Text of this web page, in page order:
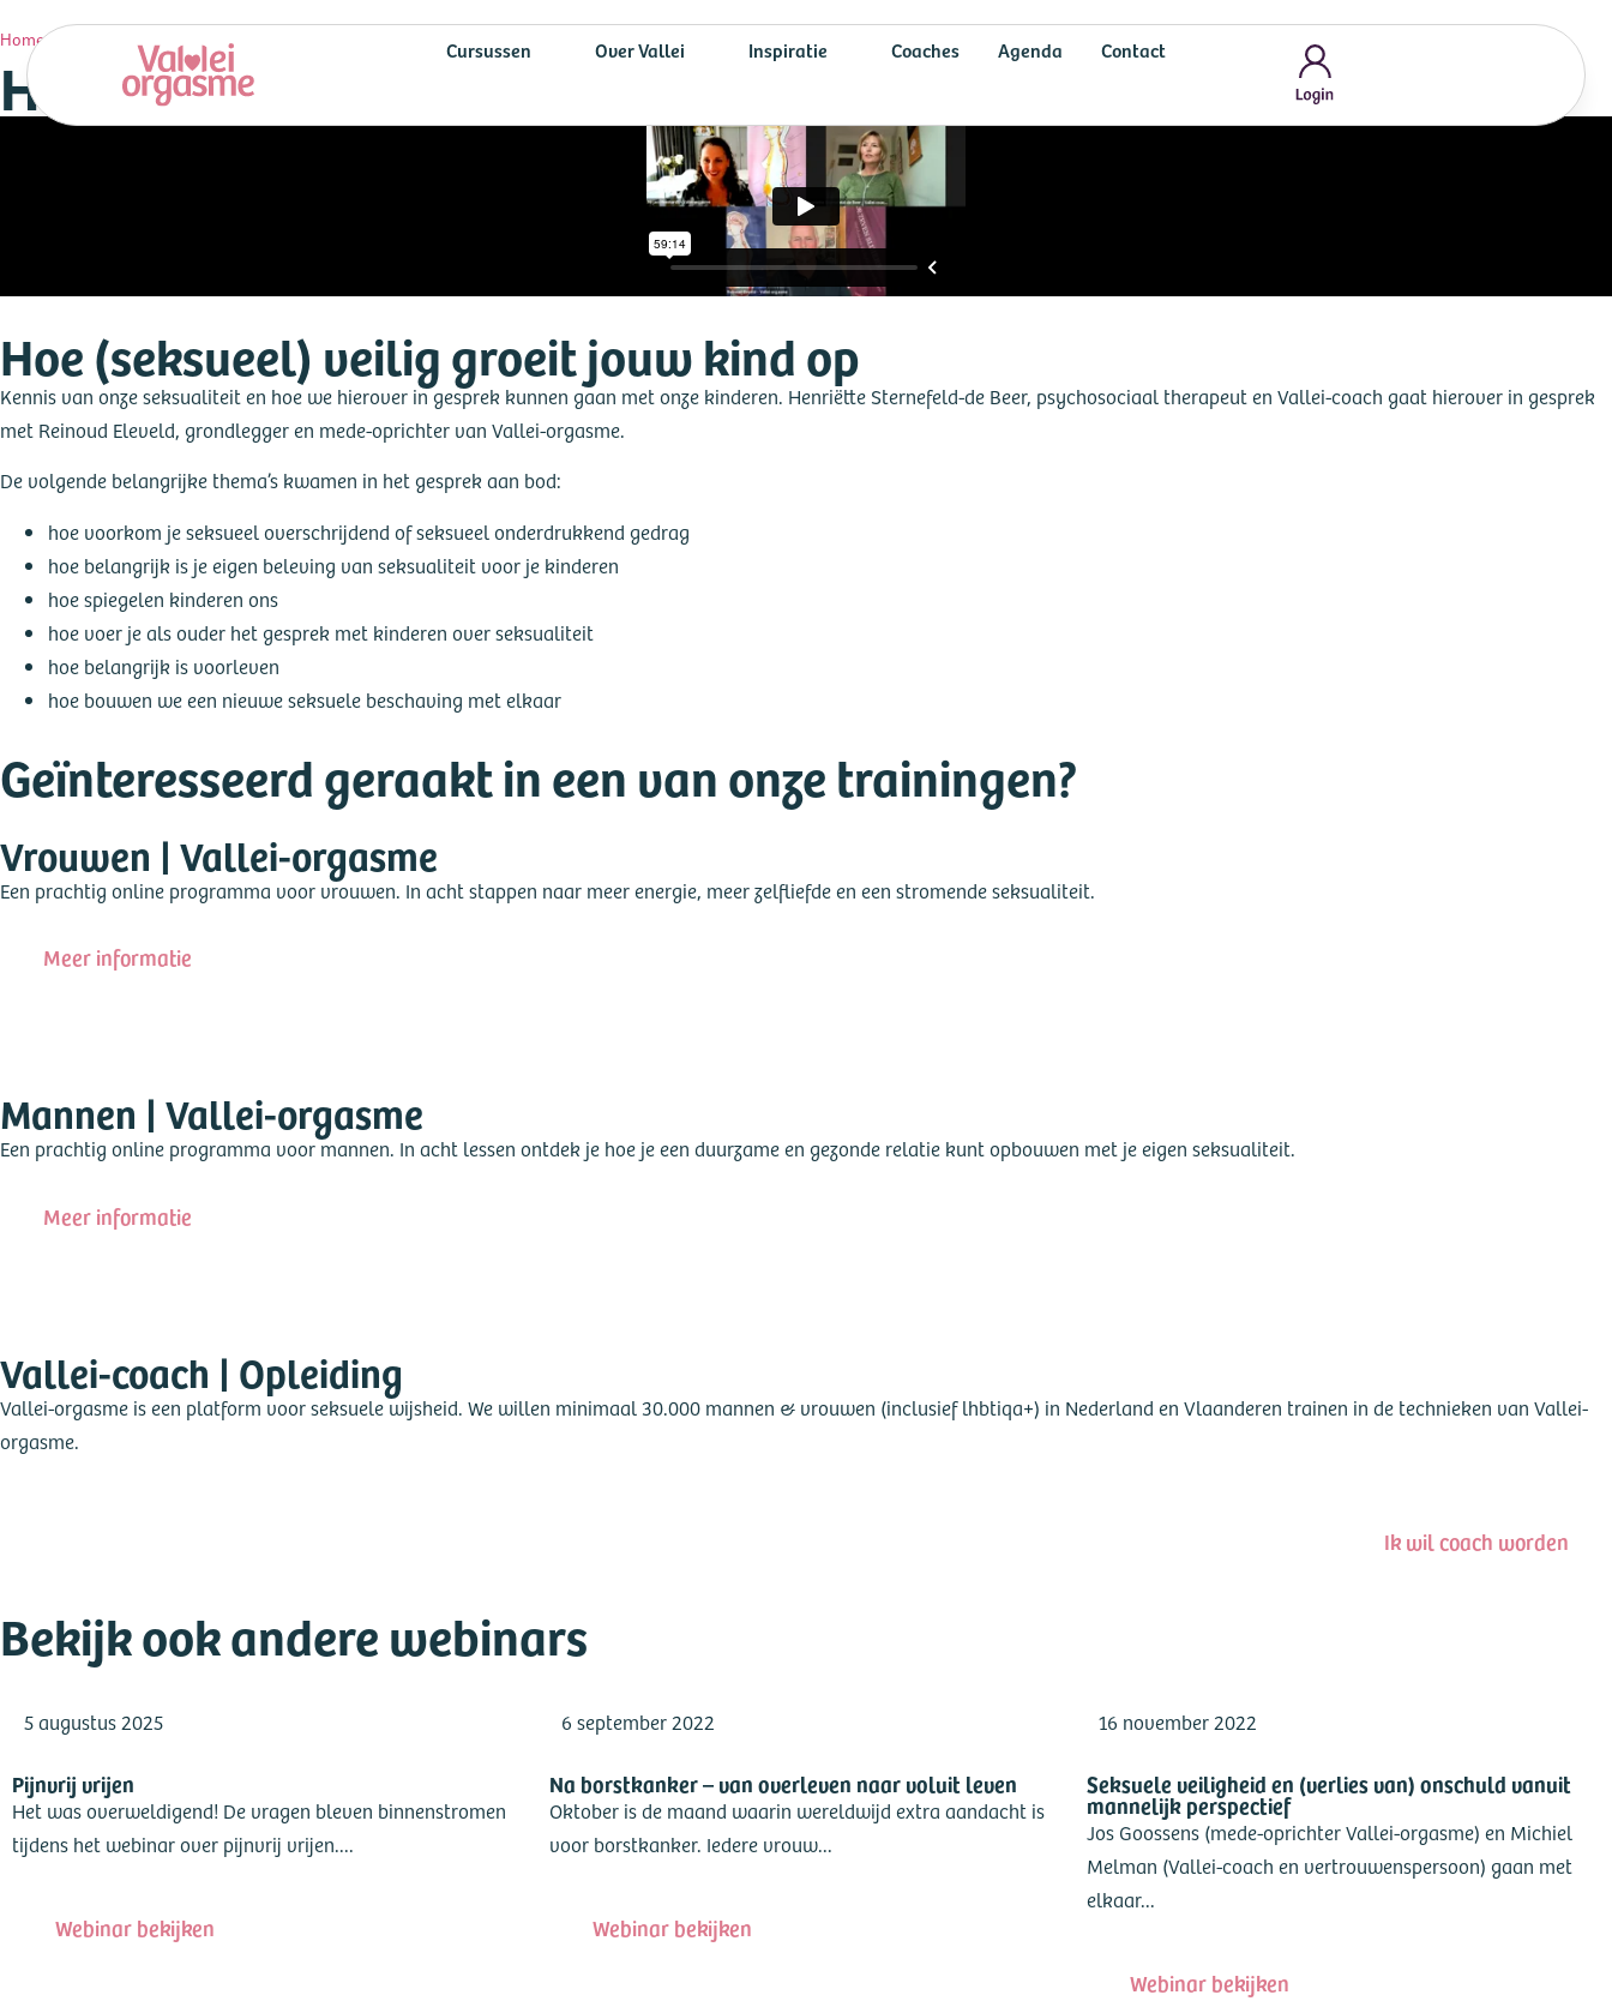
Cursussen Over Vallei Inspiratie Coaches Agenda Contact
Home» » Hoe (seksueel) veilig groeit jouw kind op
Hoe (seksueel) veilig groeit jouw kind op
Hoe (seksueel) veilig groeit jouw kind op
Kennis van onze seksualiteit en hoe we hierover in gesprek kunnen gaan met onze kinderen. Henriëtte Sternefeld-de Beer, psychosociaal therapeut en Vallei-coach gaat hierover in gesprek
met Reinoud Eleveld, grondlegger en mede-oprichter van Vallei-orgasme.
De volgende belangrijke thema’s kwamen in het gesprek aan bod:
hoe voorkom je seksueel overschrijdend of seksueel onderdrukkend gedrag
hoe belangrijk is je eigen beleving van seksualiteit voor je kinderen
hoe spiegelen kinderen ons
hoe voer je als ouder het gesprek met kinderen over seksualiteit
hoe belangrijk is voorleven
hoe bouwen we een nieuwe seksuele beschaving met elkaar
Geïnteresseerd geraakt in een van onze trainingen?
Vrouwen | Vallei-orgasme
Een prachtig online programma voor vrouwen. In acht stappen naar meer energie, meer zelfliefde en een stromende seksualiteit.
Meer informatie
Mannen | Vallei-orgasme
Een prachtig online programma voor mannen. In acht lessen ontdek je hoe je een duurzame en gezonde relatie kunt opbouwen met je eigen seksualiteit.
Meer informatie
Vallei-coach | Opleiding
Vallei-orgasme is een platform voor seksuele wijsheid. We willen minimaal 30.000 mannen & vrouwen (inclusief lhbtiqa+) in Nederland en Vlaanderen trainen in de technieken van Vallei-
orgasme.
Ik wil coach worden
Bekijk ook andere webinars
5 augustus 2025
Pijnvrij vrijen
Het was overweldigend! De vragen bleven binnenstromen
tijdens het webinar over pijnvrij vrijen....
Webinar bekijken
6 september 2022
Na borstkanker – van overleven naar voluit leven
Oktober is de maand waarin wereldwijd extra aandacht is
voor borstkanker. Iedere vrouw...
Webinar bekijken
16 november 2022
Seksuele veiligheid en (verlies van) onschuld vanuit
mannelijk perspectief
Jos Goossens (mede-oprichter Vallei-orgasme) en Michiel
Melman (Vallei-coach en vertrouwenspersoon) gaan met
elkaar...
Webinar bekijken